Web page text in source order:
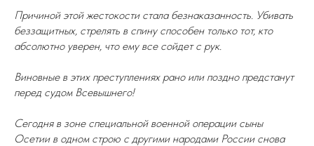
Причиной этой жестокости стала безнаказанность. Убивать
беззащитных, стрелять в спину способен только тот, кто
абсолютно уверен, что ему все сойдет с рук.
Виновные в этих преступлениях рано или поздно предстанут
перед судом Всевышнего!
Сегодня в зоне специальной военной операции сыны
Осетии в одном строю с другими народами России снова